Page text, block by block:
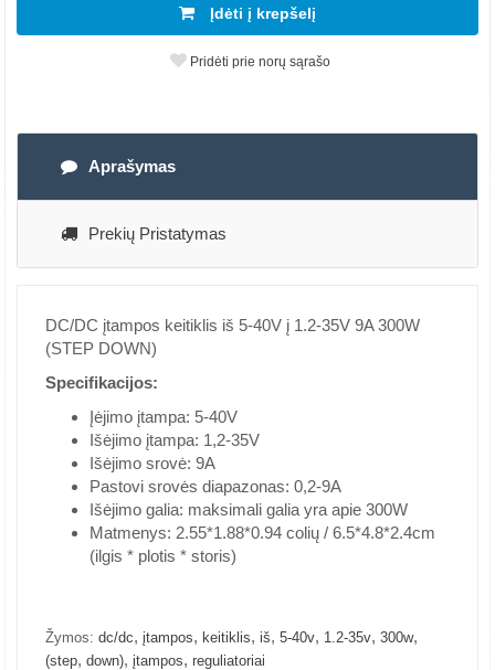
Įdėti į krepšelį
Pridėti prie norų sąrašo
Aprašymas
Prekių Pristatymas
DC/DC įtampos keitiklis iš 5-40V į 1.2-35V 9A 300W
(STEP DOWN)
Specifikacijos:
Įėjimo įtampa: 5-40V
Išėjimo įtampa: 1,2-35V
Išėjimo srovė: 9A
Pastovi srovės diapazonas: 0,2-9A
Išėjimo galia: maksimali galia yra apie 300W
Matmenys: 2.55*1.88*0.94 colių / 6.5*4.8*2.4cm
(ilgis * plotis * storis)
Žymos: dc/dc, įtampos, keitiklis, iš, 5-40v, 1.2-35v, 300w,
(step, down), įtampos, reguliatoriai